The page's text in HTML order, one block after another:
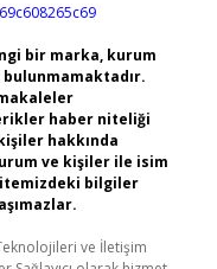
bir marka, kurum
bulunmamaktadır.
haber niteliği
hakkında
ve kişiler ile isim
bilgiler
ve İletişim